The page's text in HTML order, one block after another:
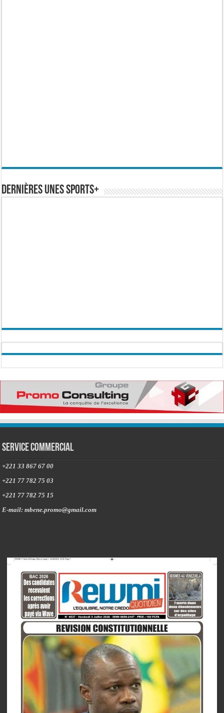
Dernières Unes Sports+
Service commercial
+221 33 867 67 00
+221 77 782 75 03
+221 77 782 75 15
E-mail: mbene.promo@gmail.com